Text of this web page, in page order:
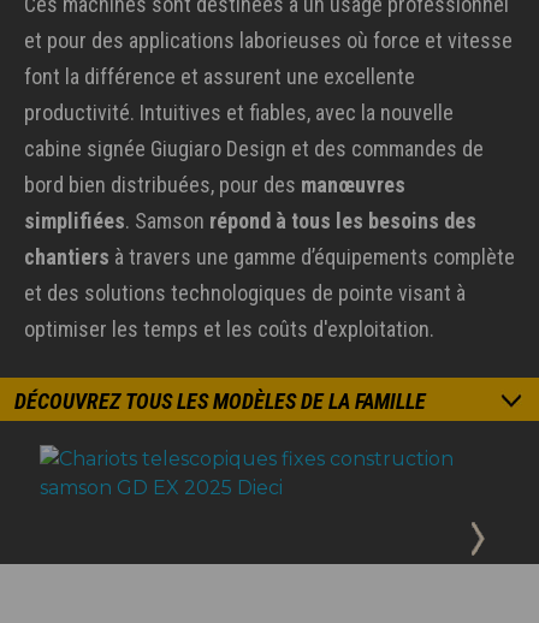
et pour des applications laborieuses où force et vitesse
font la différence et assurent une excellente
productivité. Intuitives et fiables, avec la nouvelle
cabine signée Giugiaro Design et des commandes de
bord bien distribuées, pour des manœuvres
simplifiées. Samson répond à tous les besoins des
chantiers à travers une gamme d’équipements complète
et des solutions technologiques de pointe visant à
optimiser les temps et les coûts d'exploitation.
DÉCOUVREZ TOUS LES MODÈLES DE LA FAMILLE